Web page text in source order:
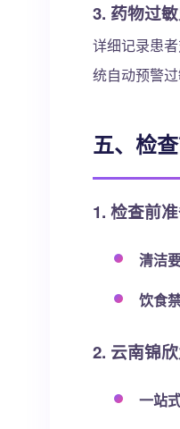
3. 药物过
详细记录患
统自动预警过
五、检
1. 检查前
清洁
饮食
2. 云南锦
一站